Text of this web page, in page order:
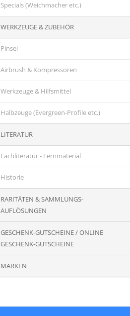
Specials (Weichmacher etc.)
WERKZEUGE & ZUBEHÖR
Pinsel
Airbrush & Kompressoren
Werkzeuge & Hilfsmittel
Halbzeuge (Evergreen-Profile etc.)
LITERATUR
Fachliteratur - Lernmaterial
Historie
RARITÄTEN & SAMMLUNGS-
AUFLÖSUNGEN
GESCHENK-GUTSCHEINE / ONLINE
GESCHENK-GUTSCHEINE
MARKEN